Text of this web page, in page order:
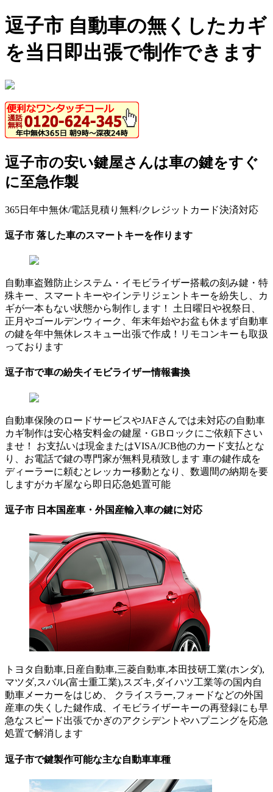
逗子市 自動車の無くしたカギ
を当日即出張で制作できます
逗子市の安い鍵屋さんは車の鍵をすぐ
に至急作製
365日年中無休/電話見積り無料/クレジットカード決済対応
逗子市 落した車のスマートキーを作ります
自動車盗難防止システム・イモビライザー搭載の刻み鍵・特
殊キー、スマートキーやインテリジェントキーを紛失し、カ
ギが一本もない状態から制作します！ 土日曜日や祝祭日、
正月やゴールデンウィーク、年末年始やお盆も休まず自動車
の鍵を年中無休レスキュー出張で作成！リモコンキーも取扱
っております
逗子市で車の紛失イモビライザー情報書換
自動車保険のロードサービスやJAFさんでは未対応の自動車
カギ制作は安心格安料金の鍵屋・GBロックにご依頼下さい
ませ！ お支払いは現金またはVISA/JCB他のカード支払とな
り、お電話で鍵の専門家が無料見積致します 車の鍵作成を
ディーラーに頼むとレッカー移動となり、数週間の納期を要
しますがカギ屋なら即日応急処置可能
逗子市 日本国産車・外国産輸入車の鍵に対応
トヨタ自動車,日産自動車,三菱自動車,本田技研工業(ホンダ),
マツダ,スバル(富士重工業),スズキ,ダイハツ工業等の国内自
動車メーカーをはじめ、 クライスラー,フォードなどの外国
産車の失くした鍵作成、イモビライザーキーの再登録にも早
急なスピード出張でかぎのアクシデントやハプニングを応急
処置で解消します
逗子市で鍵製作可能な主な自動車車種